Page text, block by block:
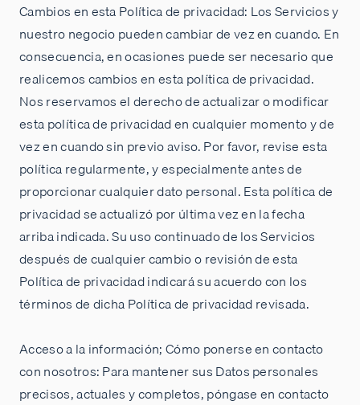
Cambios en esta Política de privacidad: Los Servicios y
nuestro negocio pueden cambiar de vez en cuando. En
consecuencia, en ocasiones puede ser necesario que
realicemos cambios en esta política de privacidad.
Nos reservamos el derecho de actualizar o modificar
esta política de privacidad en cualquier momento y de
vez en cuando sin previo aviso. Por favor, revise esta
política regularmente, y especialmente antes de
proporcionar cualquier dato personal. Esta política de
privacidad se actualizó por última vez en la fecha
arriba indicada. Su uso continuado de los Servicios
después de cualquier cambio o revisión de esta
Política de privacidad indicará su acuerdo con los
términos de dicha Política de privacidad revisada.
Acceso a la información; Cómo ponerse en contacto
con nosotros: Para mantener sus Datos personales
precisos, actuales y completos, póngase en contacto